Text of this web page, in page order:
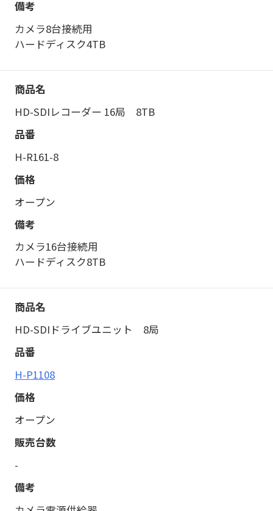
カメラ8台接続用
ハードディスク4TB
HD-SDIレコーダー 16局 8TB
H-R161-8
オープン
カメラ16台接続用
ハードディスク8TB
HD-SDIドライブユニット 8局
H-P1108
オープン
-